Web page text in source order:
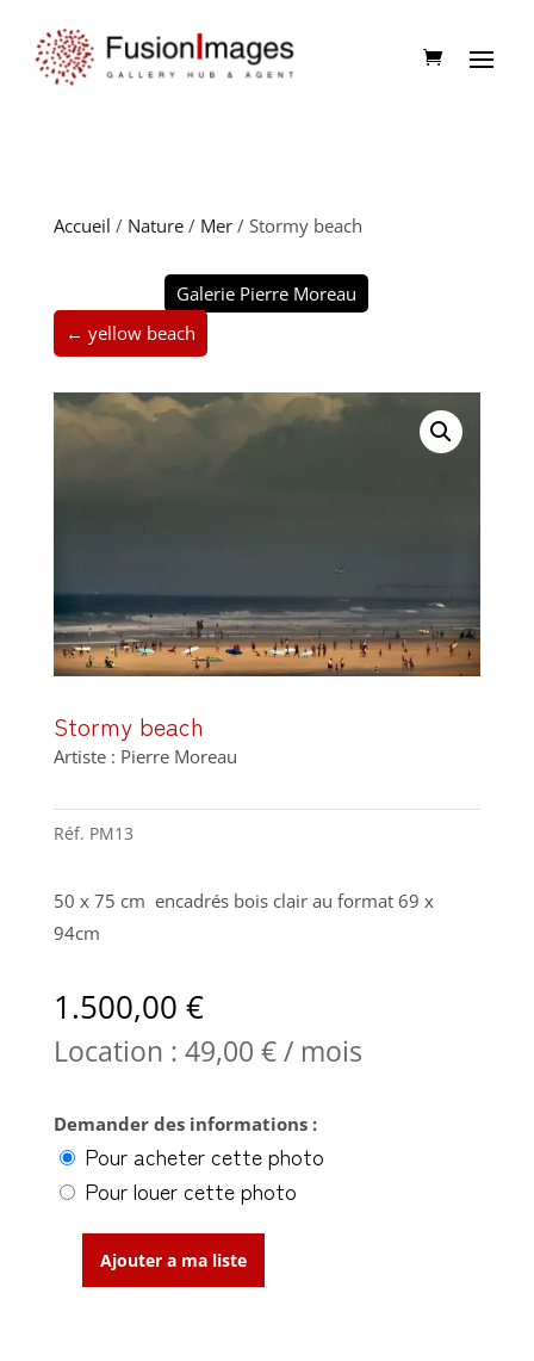
Accueil / Nature/ Mer/ Stormy beach
Galerie Pierre Moreau
← yellow beach
Stormy beach
Artiste : Pierre Moreau
Réf. PM13
50 x 75 cm encadrés bois clair au format 69 x
94cm
1.500,00 €
Location : 49,00 €/ mois
Demander des informations :
Pour acheter cette photo
Pour louer cette photo
quantitéAjouter a ma liste